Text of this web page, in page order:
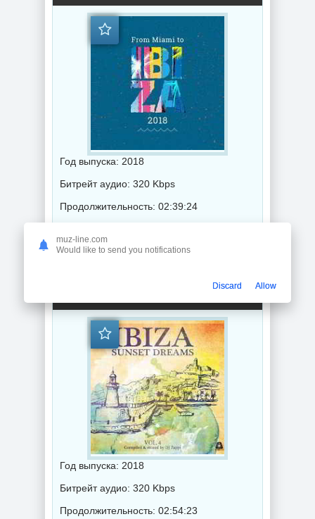
Год выпуска: 2018
Битрейт аудио: 320 Kbps
Продолжительность: 02:39:24
Музыка 2018 года / Популярная музыка / Диско музыка
Год выпуска: 2018
Битрейт аудио: 320 Kbps
Продолжительность: 02:54:23
muz-line.com
Would like to send you notifications
Discard Allow